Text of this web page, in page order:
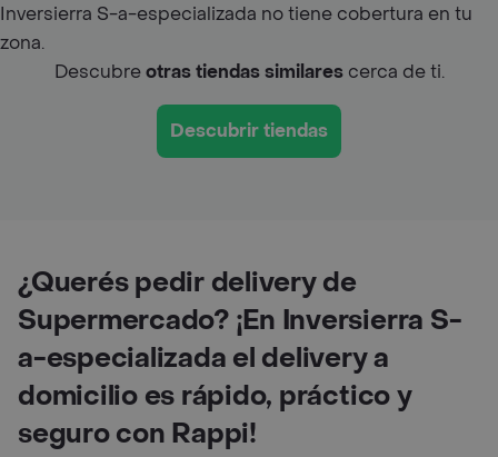
Inversierra S-a-especializada no tiene cobertura en tu
zona.
Descubreotras tiendas similarescerca de ti.
Descubrir tiendas
¿Querés pedir delivery de
Supermercado? ¡En Inversierra S-
a-especializada el delivery a
domicilio es rápido, práctico y
seguro con Rappi!